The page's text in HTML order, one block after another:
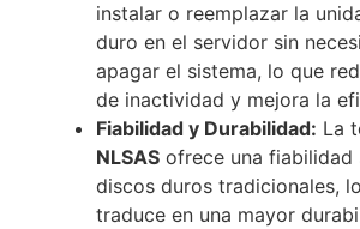
instalar o reemplazar la
duro en el servidor sin
apagar el sistema, lo que
de inactividad y mejora la
Fiabilidad y Durabilidad: La
NLSAS ofrece una fiabilidad
discos duros tradicionales,
traduce en una mayor